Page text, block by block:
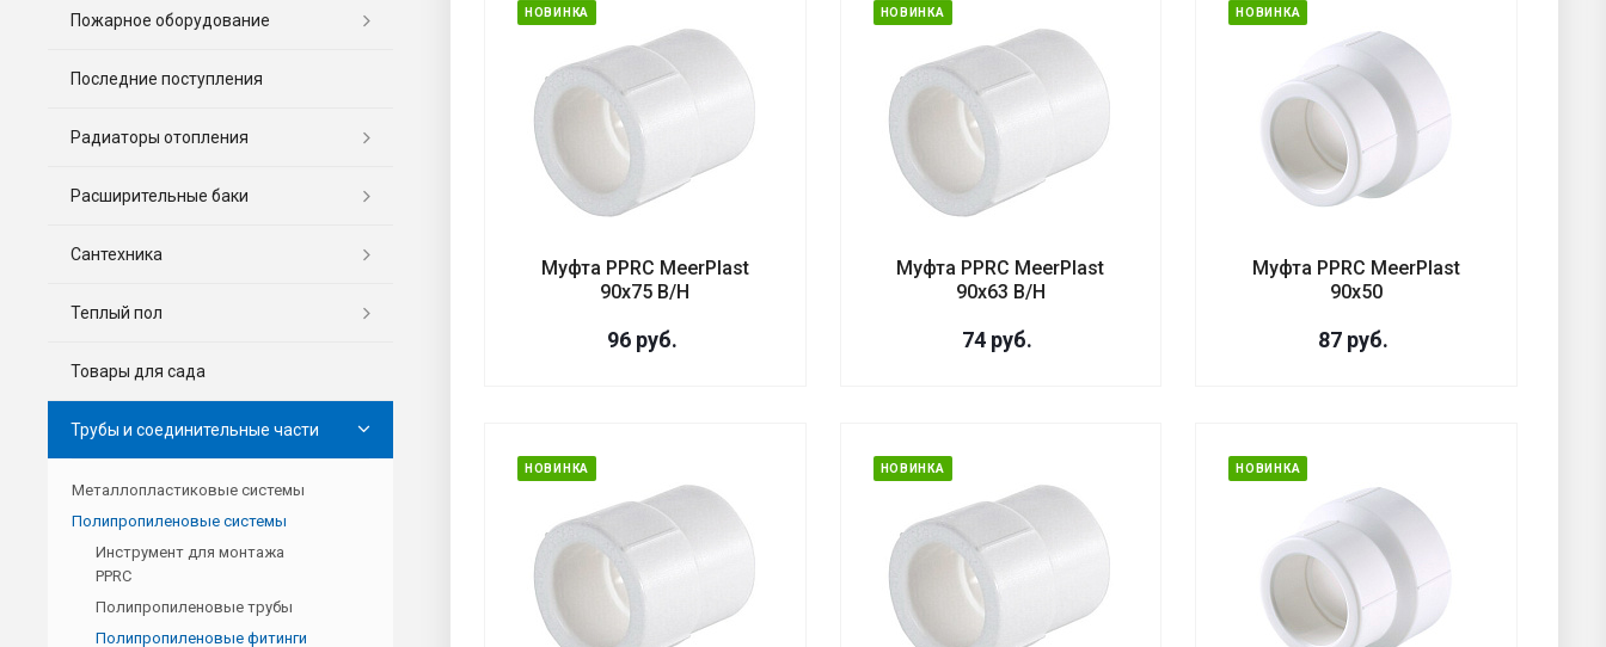
НОВИНКА
Муфта PPRC MeerPlast
90х75 В/Н
96 руб.
НОВИНКА
Муфта PPRC MeerPlast
90х63 В/Н
74 руб.
НОВИНКА
Муфта PPRC MeerPlast
90х50
87 руб.
НОВИНКА НОВИНКА НОВИНКА
Пожарное оборудование
Последние поступления
Радиаторы отопления
Расширительные баки
Сантехника
Теплый пол
Товары для сада
Трубы и соединительные части
Металлопластиковые системы
Полипропиленовые системы
Инструмент для монтажа
PPRC
Полипропиленовые трубы
Полипропиленовые фитинги